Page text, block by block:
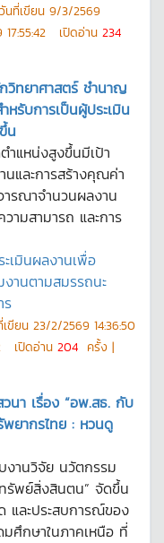
วันที่เขียน 9/3/2569
เปิดอ่าน 234
วิทยาศาสตร์ ชำนาญ
หรับการเป็นผู้ประเมิน
น
ำแหน่งสูงขึ้นมีเป้า
และการสร้างคุณค่า
ารณาจำนวนผลงาน
ามสามารถ และการ
ะเมินผลงานเพื่อ
านตามสมรรถนะ
ร
ขียน 23/2/2569 14:36:50
เปิดอ่าน 204 ครั้ง |
นา เรื่อง “อพ.สธ. กับ
ยากรไทย : หวนดู
งานวิจัย นวัตกรรม
รัพย์สิ่งสินตน” จัดขึ้น
และประสบการณ์ของ
ศึกษาในภาคเหนือ ที่